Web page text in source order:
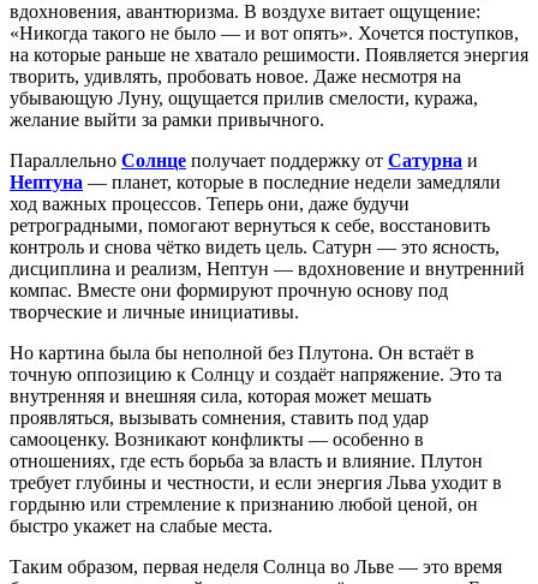
вдохновения, авантюризма. В воздухе витает ощущение:
«Никогда такого не было — и вот опять». Хочется поступков,
на которые раньше не хватало решимости. Появляется энергия
творить, удивлять, пробовать новое. Даже несмотря на
убывающую Луну, ощущается прилив смелости, куража,
желание выйти за рамки привычного.
Параллельно Солнце получает поддержку от Сатурна и
Нептуна — планет, которые в последние недели замедляли
ход важных процессов. Теперь они, даже будучи
ретроградными, помогают вернуться к себе, восстановить
контроль и снова чётко видеть цель. Сатурн — это ясность,
дисциплина и реализм, Нептун — вдохновение и внутренний
компас. Вместе они формируют прочную основу под
творческие и личные инициативы.
Но картина была бы неполной без Плутона. Он встаёт в
точную оппозицию к Солнцу и создаёт напряжение. Это та
внутренняя и внешняя сила, которая может мешать
проявляться, вызывать сомнения, ставить под удар
самооценку. Возникают конфликты — особенно в
отношениях, где есть борьба за власть и влияние. Плутон
требует глубины и честности, и если энергия Льва уходит в
гордыню или стремление к признанию любой ценой, он
быстро укажет на слабые места.
Таким образом, первая неделя Солнца во Льве — это время